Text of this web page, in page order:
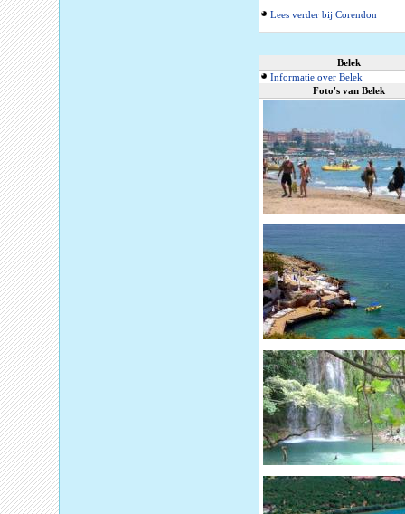
Lees verder bij Corendon
Belek
Informatie over Belek
Foto's van Belek